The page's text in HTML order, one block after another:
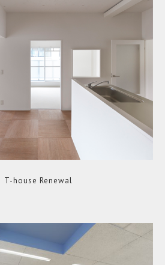
T-house Renewal